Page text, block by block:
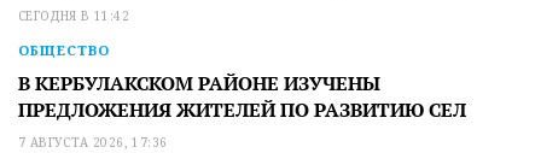
СЕГОДНЯ В 11:42
ОБЩЕСТВО
В КЕРБУЛАКСКОМ РАЙОНЕ ИЗУЧЕНЫ
ПРЕДЛОЖЕНИЯ ЖИТЕЛЕЙ ПО РАЗВИТИЮ СЕЛ
7 АВГУСТА 2026, 17:36